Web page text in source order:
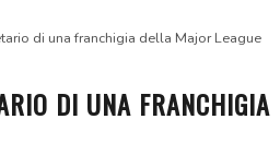
di una franchigia della Major League
DI UNA FRANCHIGIA